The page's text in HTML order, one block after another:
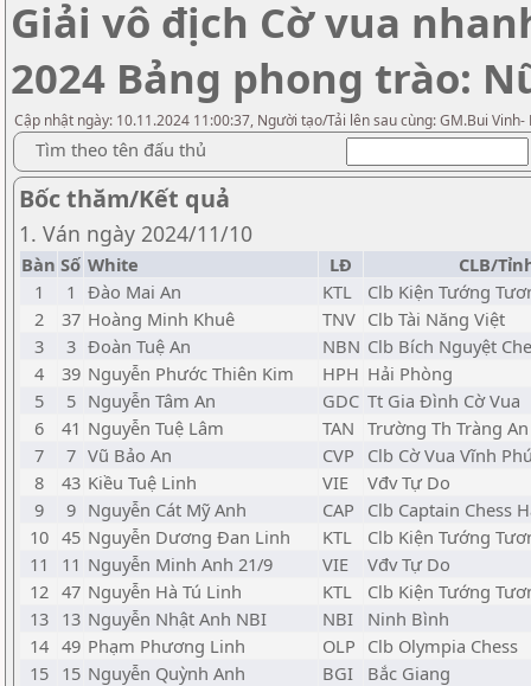
Giải vô địch Cờ vua
2024 Bảng phong trào:
Cập nhật ngày: 10.11.2024 11:00:37, Người tạo/Tải lên sau cùng: GM.Bui
Tìm theo tên đấu thủ
Bốc thăm/Kết quả
1. Ván ngày 2024/11/10
Bàn Số White LĐ
CLB/
1
1 Đào Mai An KTL
Clb Kiện Tướng
2
37 Hoàng Minh Khuê TNV Clb Tài Năng Việt
3
3 Đoàn Tuệ An NBN Clb Bích Nguyệt
4
39 Nguyễn Phước Thiên Kim HPH Hải Phòng
5
5 Nguyễn Tâm An GDC Tt Gia Đình Cờ Vua
6
41 Nguyễn Tuệ Lâm TAN Trường Th Tràng An
7
7 Vũ Bảo An CVP
Clb Cờ Vua Vĩnh
8
43 Kiều Tuệ Linh VIE
Vđv Tự Do
9
9 Nguyễn Cát Mỹ Anh CAP
Clb Captain Chess
10 45 Nguyễn Dương Đan Linh KTL
Clb Kiện Tướng
11
11 Nguyễn Minh Anh 21/9 VIE
Vđv Tự Do
12 47 Nguyễn Hà Tú Linh KTL
Clb Kiện Tướng
13 13 Nguyễn Nhật Anh NBI NBI
Ninh Bình
14 49 Phạm Phương Linh OLP Clb Olympia Chess
15 15 Nguyễn Quỳnh Anh BGI
Bắc Giang